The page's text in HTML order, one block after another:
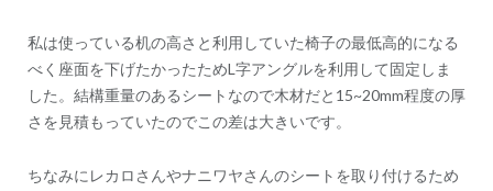
私は使っている机の高さと利用していた椅子の最低高的になる
べく座面を下げたかったためL字アングルを利用して固定しま
した。結構重量のあるシートなので木材だと15~20mm程度の厚
さを見積もっていたのでこの差は大きいです。
ちなみにレカロさんやナニワヤさんのシートを取り付けるため